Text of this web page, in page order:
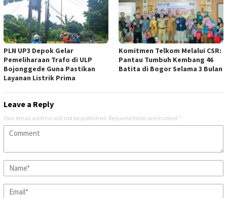
PLN UP3 Depok Gelar
Pemeliharaan Trafo di ULP
Bojonggede Guna Pastikan
Layanan Listrik Prima
Komitmen Telkom Melalui CSR:
Pantau Tumbuh Kembang 46
Batita di Bogor Selama 3 Bulan
Leave a Reply
Your email address will not be published. Required fields are marked *